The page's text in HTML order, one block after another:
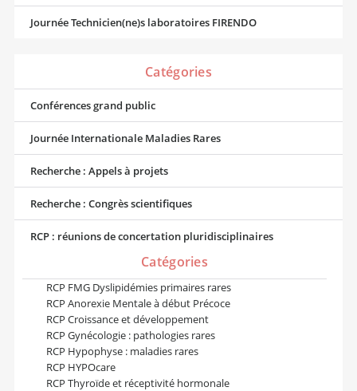
Journée Technicien(ne)s laboratoires FIRENDO
Catégories
Conférences grand public
Journée Internationale Maladies Rares
Recherche : Appels à projets
Recherche : Congrès scientifiques
RCP : réunions de concertation pluridisciplinaires
Catégories
RCP FMG Dyslipidémies primaires rares
RCP Anorexie Mentale à début Précoce
RCP Croissance et développement
RCP Gynécologie : pathologies rares
RCP Hypophyse : maladies rares
RCP HYPOcare
RCP Thyroïde et réceptivité hormonale